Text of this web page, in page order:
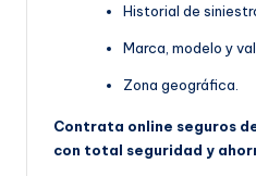
Historial de
Marca, modelo y
Zona geográfica.
Contrata online seguros
con total seguridad y